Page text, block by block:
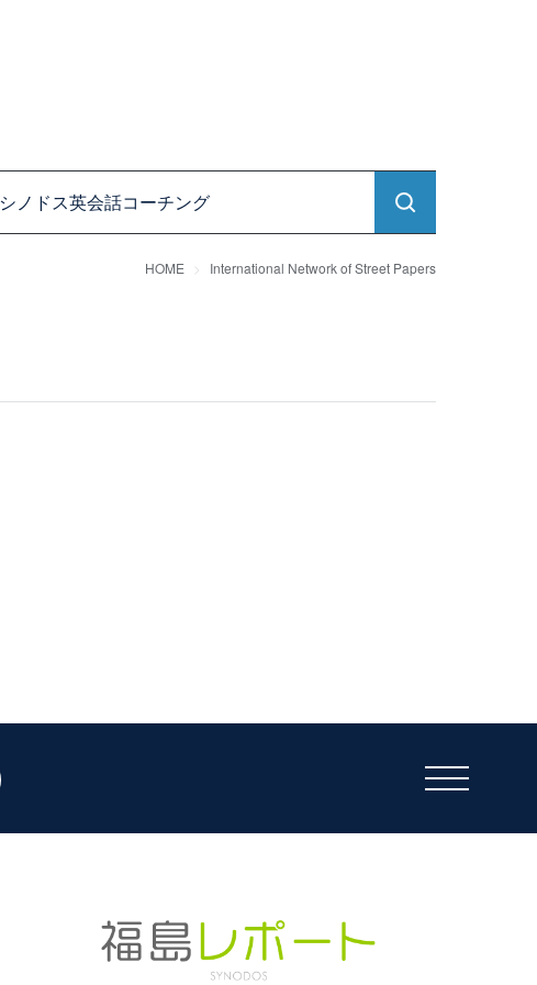
シノドス英会話コーチング
HOME International Network of Street Papers